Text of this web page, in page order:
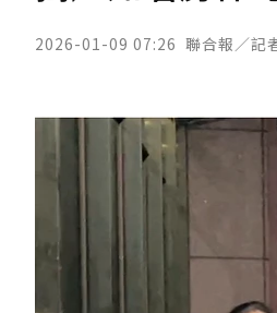
2026-01-09 07:26 聯合報／記